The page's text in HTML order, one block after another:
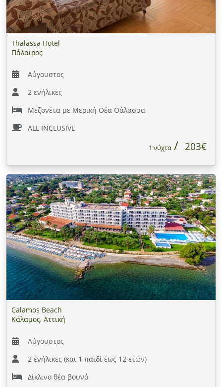
Thalassa Hotel
Πάλαιρος
Αύγουστος
2 ενήλικες
Μεζονέτα με Μερική Θέα Θάλασσα
ALL INCLUSIVE
1 νύχτα 203€
Calamos Beach
Κάλαμος, Αττική
Αύγουστος
2 ενήλικες (και 1 παιδί έως 12 ετών)
Δίκλινο θέα βουνό